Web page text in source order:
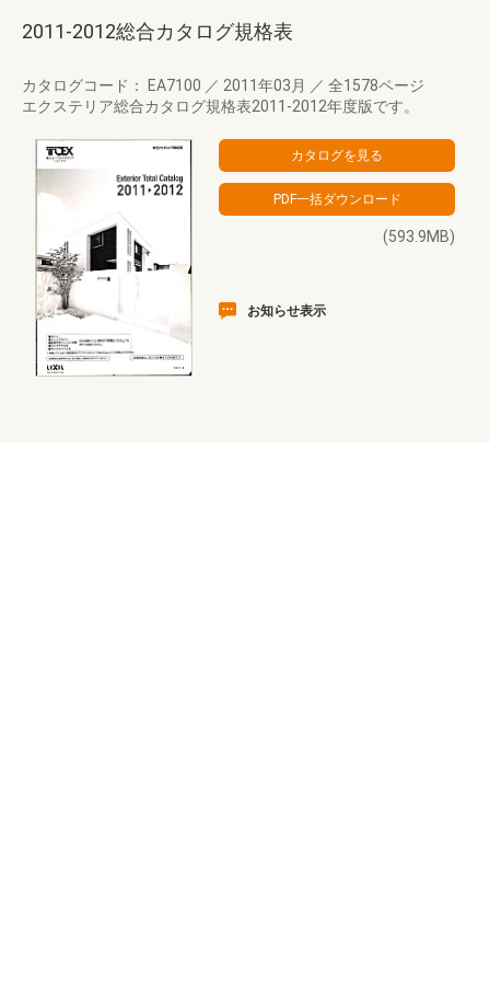
2011-2012総合カタログ規格表
カタログコード： EA7100 ／ 2011年03月 ／ 全1578ページ
エクステリア総合カタログ規格表2011-2012年度版です。
(593.9MB)
お知らせ表示